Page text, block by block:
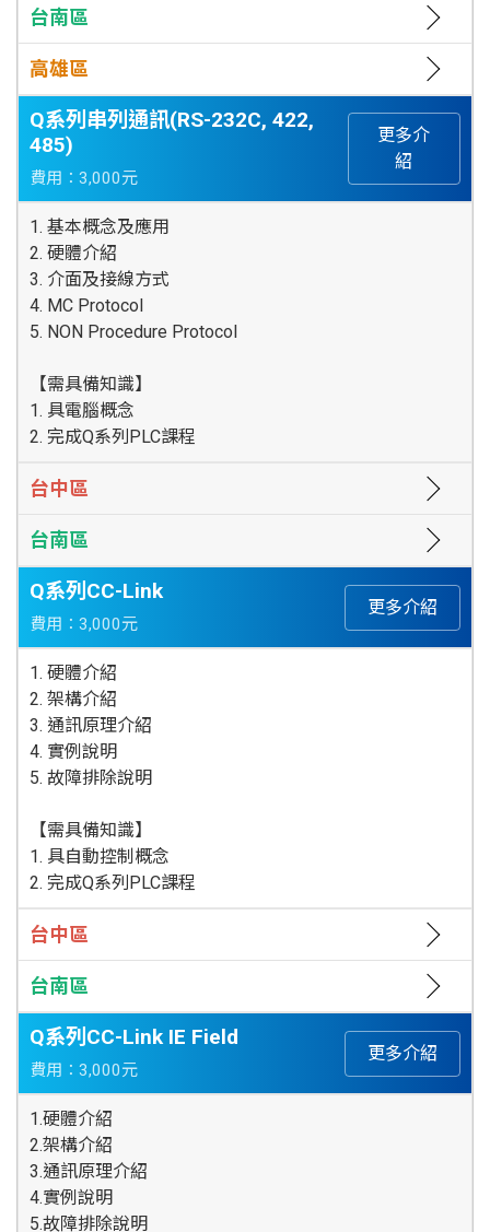
台南區
高雄區
Q系列串列通訊(RS-232C, 422,
485)
費用：3,000元
更多介
紹
1. 基本概念及應用
2. 硬體介紹
3. 介面及接線方式
4. MC Protocol
5. NON Procedure Protocol
【需具備知識】
1. 具電腦概念
2. 完成Q系列PLC課程
台中區
台南區
Q系列CC-Link
費用：3,000元
更多介紹
1. 硬體介紹
2. 架構介紹
3. 通訊原理介紹
4. 實例說明
5. 故障排除說明
【需具備知識】
1. 具自動控制概念
2. 完成Q系列PLC課程
台中區
台南區
Q系列CC-Link IE Field
費用：3,000元
更多介紹
1.硬體介紹
2.架構介紹
3.通訊原理介紹
4.實例說明
5.故障排除說明